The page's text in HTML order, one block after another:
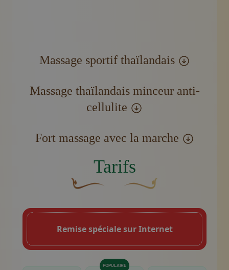
Massage sportif thaïlandais
Massage thaïlandais minceur anti-
cellulite
Fort massage avec la marche
Tarifs
Remise spéciale sur Internet
POPULAIRE